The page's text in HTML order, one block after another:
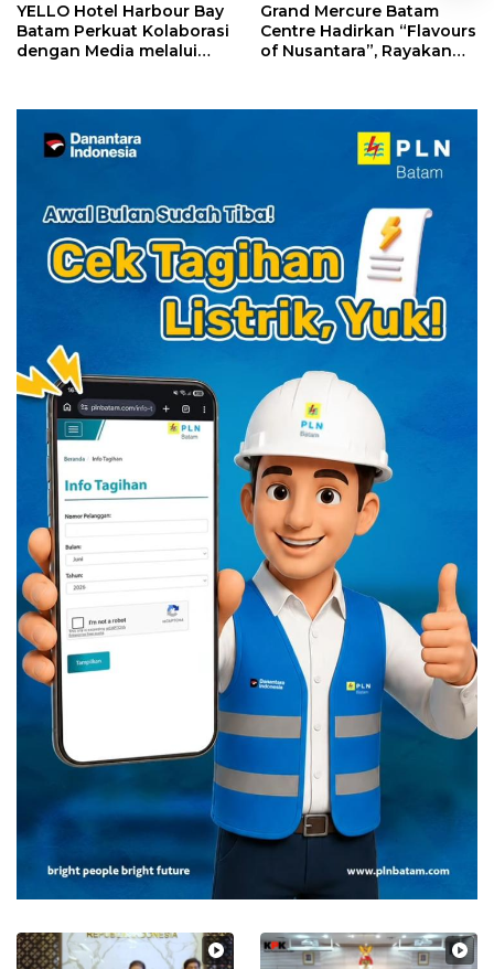
YELLO Hotel Harbour Bay
Batam Perkuat Kolaborasi
dengan Media melalui
Grand Mercure Batam
Centre Hadirkan “Flavours
of Nusantara”, Rayakan